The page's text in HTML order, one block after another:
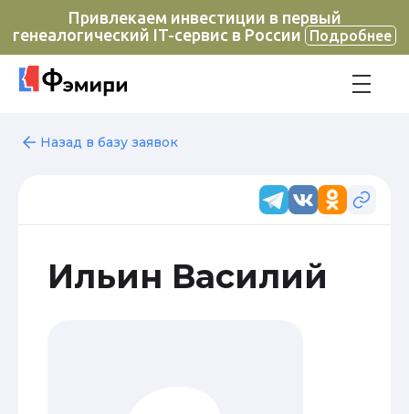
Привлекаем инвестиции в первый
генеалогический IT-сервис в России
Подробнее
Назад в базу заявок
Ильин Василий